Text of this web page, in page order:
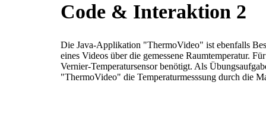
Code & Interaktion 2
Die Java-Applikation "ThermoVideo" ist ebenfalls
eines Videos über die gemessene Raumtemperatur.
Vernier-Temperatursensor benötigt. Als
"ThermoVideo" die Temperaturmesssung durch die